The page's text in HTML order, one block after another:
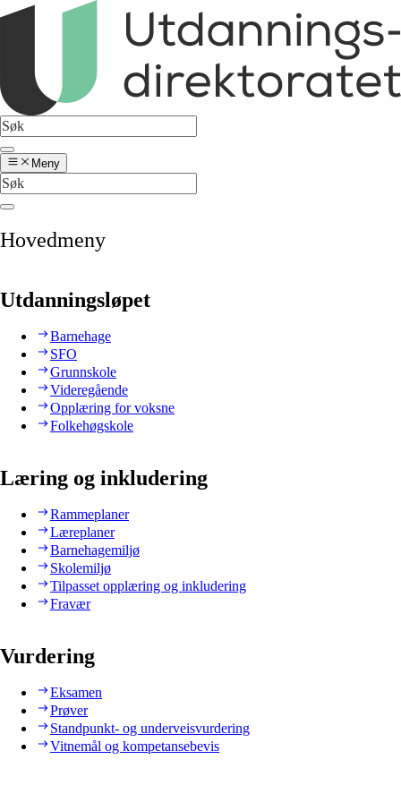
Meny
Hovedmeny
Utdanningsløpet
Barnehage
SFO
Grunnskole
Videregående
Opplæring for voksne
Folkehøgskole
Læring og inkludering
Rammeplaner
Læreplaner
Barnehagemiljø
Skolemiljø
Tilpasset opplæring og inkludering
Fravær
Vurdering
Eksamen
Prøver
Standpunkt- og underveisvurdering
Vitnemål og kompetansebevis